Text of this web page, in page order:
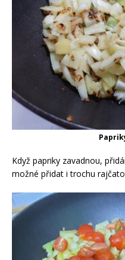
Když papriky zavadnou,
možné přidat i trochu